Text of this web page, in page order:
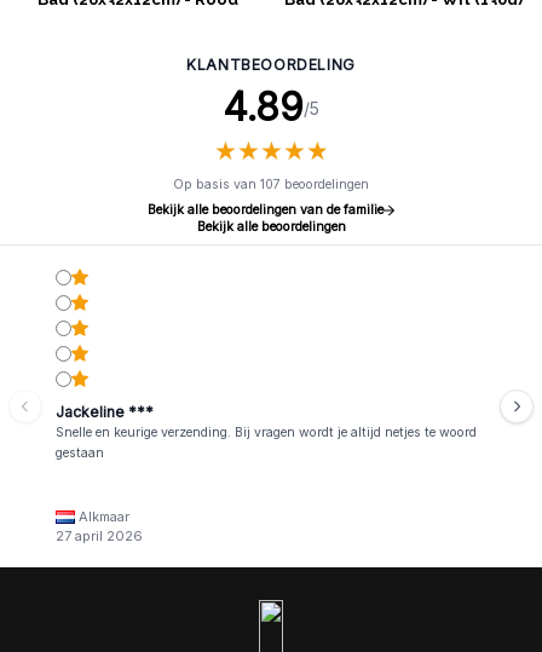
KLANTBEOORDELING
4.89/5
★★★★★
★★★★★
Op basis van 107 beoordelingen
Bekijk alle beoordelingen van de familie
Bekijk alle beoordelingen
Jackeline ***
Snelle en keurige verzending. Bij vragen wordt je altijd netjes te woord
gestaan
Alkmaar
27 april 2026